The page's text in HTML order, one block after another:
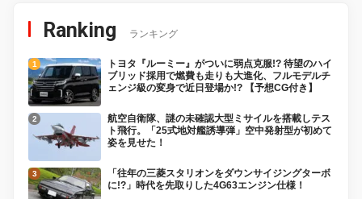
Ranking ランキング
トヨタ『ルーミー』がついに弱点克服!? 待望のハイ
ブリッド採用で燃費も走りも大進化、フルモデルチ
ェンジ級の変身で近日登場か!? 【予想CG付き】
航空自衛隊、謎の未確認大型ミサイルを搭載しテス
ト飛行。「25式地対艦誘導弾」空中発射型が初めて
姿を見せた！
「往年の三菱スタリオンをダウンサイジングターボ
に!?」時代を先取りした4G63エンジン仕様！